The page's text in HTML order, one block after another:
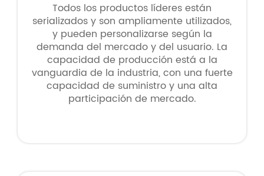
Todos los productos líderes están
serializados y son ampliamente utilizados,
y pueden personalizarse según la
demanda del mercado y del usuario. La
capacidad de producción está a la
vanguardia de la industria, con una fuerte
capacidad de suministro y una alta
participación de mercado.